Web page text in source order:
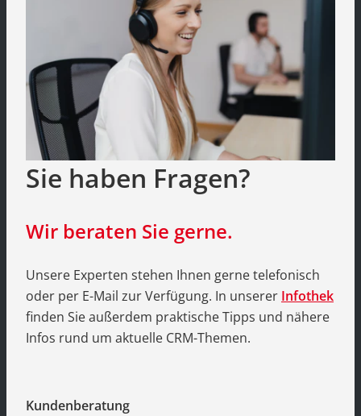
Sie haben Fragen?
Wir beraten Sie gerne.
Unsere Experten stehen Ihnen gerne telefonisch
oder per E-Mail zur Verfügung. In unserer Infothek
finden Sie außerdem praktische Tipps und nähere
Infos rund um aktuelle CRM-Themen.
Kundenberatung